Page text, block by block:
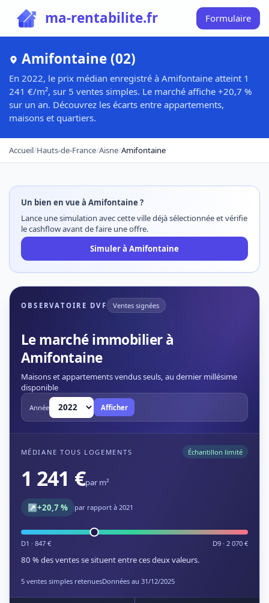
ma-rentabilite.fr Formulaire
Amifontaine (02)
En 2022, le prix médian enregistré à Amifontaine atteint 1
241 €/m², sur 5 ventes simples. Le marché affiche +20,7 %
sur un an. Découvrez les écarts entre appartements,
maisons et quartiers.
Accueil/Hauts-de-France/Aisne/Amifontaine
Un bien en vue à Amifontaine ?
Lance une simulation avec cette ville déjà sélectionnée et vérifie
le cashflow avant de faire une offre.
Simuler à Amifontaine
OBSERVATOIRE DVF Ventes signées
Le marché immobilier à
Amifontaine
Maisons et appartements vendus seuls, au dernier millésime
disponible
Année Afficher
MÉDIANE TOUS LOGEMENTS Échantillon limité
1 241 €par m²
↗+20,7 % par rapport à 2021
D1 · 847 € D9 · 2 070 €
80 % des ventes se situent entre ces deux valeurs.
5 ventes simples retenuesDonnées au 31/12/2025